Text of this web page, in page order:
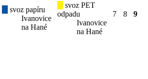
svoz papíru
Ivanovice
na Hané
svoz PET
odpadu
Ivanovice
na Hané
7 8 9